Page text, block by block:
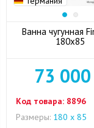
Ванна чугунная
180x85
73 000
Код товара: 8896
Размеры: 180 х 85